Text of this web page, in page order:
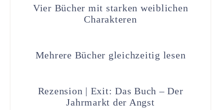
Vier Bücher mit starken weiblichen
Charakteren
Mehrere Bücher gleichzeitig lesen
Rezension | Exit: Das Buch – Der
Jahrmarkt der Angst